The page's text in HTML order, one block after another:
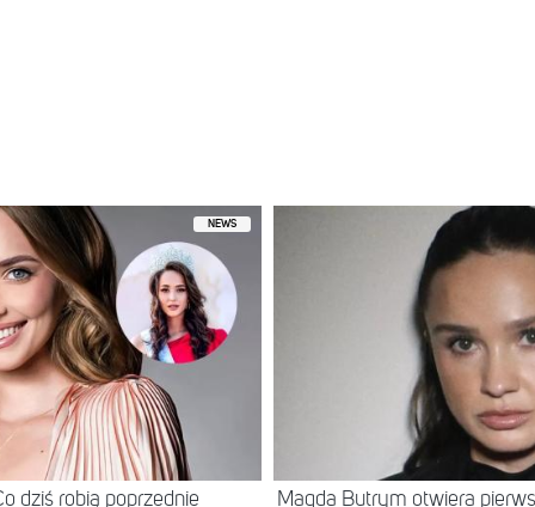
NEWS
dziś robią poprzednie
Magda Butrym otwiera